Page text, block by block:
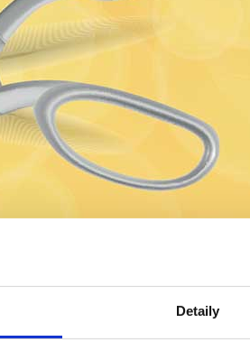
Detaily